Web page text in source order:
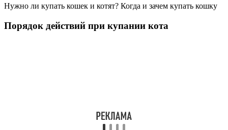
Нужно ли купать кошек и котят? Когда и зачем купать кошку
Порядок действий при купании кота